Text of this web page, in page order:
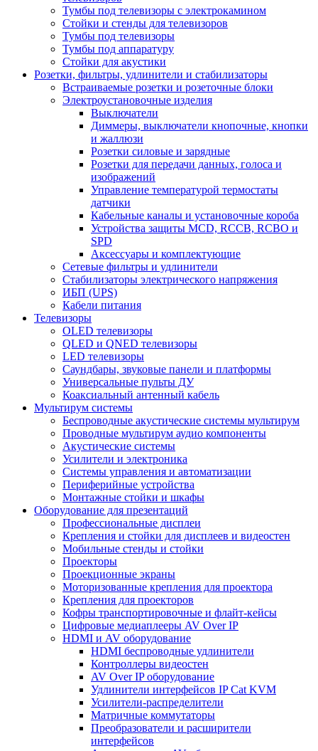
Тумбы под телевизоры с электрокамином
Стойки и стенды для телевизоров
Тумбы под телевизоры
Тумбы под аппаратуру
Стойки для акустики
Розетки, фильтры, удлинители и стабилизаторы
Встраиваемые розетки и розеточные блоки
Электроустановочные изделия
Выключатели
Диммеры, выключатели кнопочные, кнопки
и жаллюзи
Розетки силовые и зарядные
Розетки для передачи данных, голоса и
изображений
Управление температурой термостаты
датчики
Кабельные каналы и установочные короба
Устройства защиты MCD, RCCB, RCBO и
SPD
Аксессуары и комплектующие
Сетевые фильтры и удлинители
Стабилизаторы электрического напряжения
ИБП (UPS)
Кабели питания
Телевизоры
OLED телевизоры
QLED и QNED телевизоры
LED телевизоры
Саундбары, звуковые панели и платформы
Универсальные пульты ДУ
Коаксиальный антенный кабель
Мультирум системы
Беспроводные акустические системы мультирум
Проводные мультирум аудио компоненты
Акустические системы
Усилители и электроника
Системы управления и автоматизации
Периферийные устройства
Монтажные стойки и шкафы
Оборудование для презентаций
Профессиональные дисплеи
Крепления и стойки для дисплеев и видеостен
Мобильные стенды и стойки
Проекторы
Проекционные экраны
Моторизованные крепления для проектора
Крепления для проекторов
Кофры транспортировочные и флайт-кейсы
Цифровые медиаплееры AV Over IP
HDMI и AV оборудование
HDMI беспроводные удлинители
Контроллеры видеостен
AV Over IP оборудование
Удлинители интерфейсов IP Cat KVM
Усилители-распределители
Матричные коммутаторы
Преобразователи и расширители
интерфейсов